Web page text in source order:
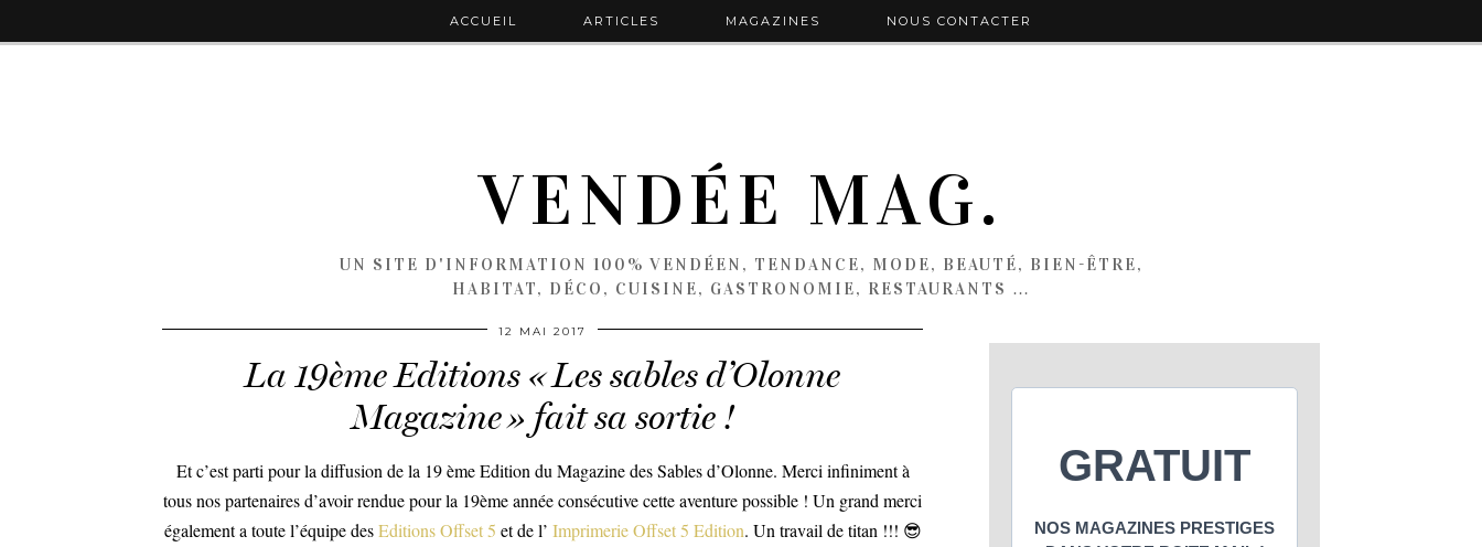
VENDÉE MAG.
UN SITE D'INFORMATION 100% VENDÉEN, TENDANCE, MODE, BEAUTÉ, BIEN-ÊTRE,
HABITAT, DÉCO, CUISINE, GASTRONOMIE, RESTAURANTS …
ACCUEIL ARTICLES MAGAZINES NOUS CONTACTER
12 MAI 2017
La 19ème Editions « Les sables d’Olonne
Magazine » fait sa sortie !
Et c’est parti pour la diffusion de la 19 ème Edition du Magazine des Sables d’Olonne. Merci infiniment à
tous nos partenaires d’avoir rendue pour la 19ème année consécutive cette aventure possible ! Un grand merci
également a toute l’équipe desEditions Offset 5 et de l’ Imprimerie Offset 5 Edition. Un travail de titan !!! 😎